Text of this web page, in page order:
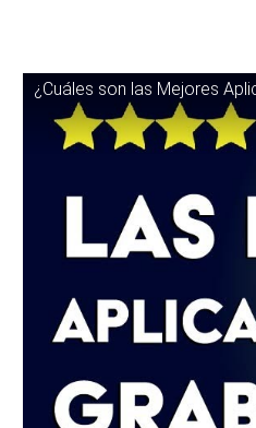
¿Cuáles son las Mejores